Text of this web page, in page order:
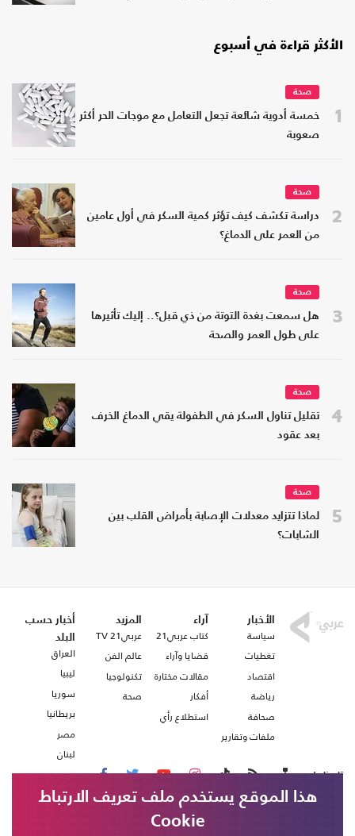
الأكثر قراءة في أسبوع
1
صحة
خمسة أدوية شائعة تجعل التعامل مع موجات الحر أكثر
صعوبة
2
صحة
دراسة تكشف كيف تؤثر كمية السكر في أول عامين
من العمر على الدماغ؟
3
صحة
هل سمعت بغدة التوتة من ذي قبل؟.. إليك تأثيرها
على طول العمر والصحة
4
صحة
تقليل تناول السكر في الطفولة يقي الدماغ الخرف
بعد عقود
5
صحة
لماذا تتزايد معدلات الإصابة بأمراض القلب بين
الشابات؟
الأخبار
سياسة
تغطيات
اقتصاد
رياضة
صحافة
ملفات وتقارير
آراء
كتاب عربي21
قضايا وآراء
مقالات مختارة
أفكار
استطلاع رأي
المزيد
عربي21 TV
عالم الفن
تكنولوجيا
صحة
أخبار حسب
البلد
العراق
ليبيا
سوريا
بريطانيا
مصر
لبنان
تابعنا على
هذا الموقع يستخدم ملف تعريف الارتباط
Cookie